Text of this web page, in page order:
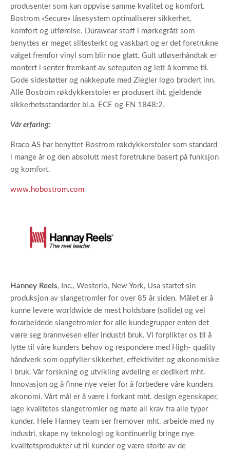
produsenter som kan oppvise samme kvalitet og komfort.
Bostrom «Secure» låsesystem optimaliserer sikkerhet,
komfort og utførelse. Durawear stoff i mørkegrått som
benyttes er meget slitesterkt og vaskbart og er det foretrukne
valget fremfor vinyl som blir noe glatt. Gult utløserhåndtak er
montert i senter fremkant av seteputen og lett å komme til.
Gode sidestøtter og nakkepute med Ziegler logo brodert inn.
Alle Bostrom røkdykkerstoler er produsert iht. gjeldende
sikkerhetsstandarder bl.a. ECE og EN 1848:2.
Vår erfaring:
Braco AS har benyttet Bostrom røkdykkerstoler som standard
i mange år og den absolutt mest foretrukne basert på funksjon
og komfort.
www.hobostrom.com
Hanney Reels, Inc., Westerlo, New York, Usa startet sin
produksjon av slangetromler for over 85 år siden. Målet er å
kunne levere worldwide de mest holdsbare (solide) og vel
forarbeidede slangetromler for alle kundegrupper enten det
være seg brannvesen eller industri bruk. Vi forplikter os til å
lytte til våre kunders behov og respondere med High- quality
håndverk som oppfyller sikkerhet, effektivitet og økonomiske
i bruk. Vår forskning og utvikling avdeling er dedikert mht.
Innovasjon og å finne nye veier for å forbedere våre kunders
økonomi. Vårt mål er å være i forkant mht. design egenskaper,
lage kvalitetes slangetromler og møte all krav fra alle typer
kunder. Hele Hanney team ser fremover mht. arbeide med ny
industri, skape ny teknologi og kontinuerlig bringe nye
kvalitetsprodukter ut til kunder og være stolte av de